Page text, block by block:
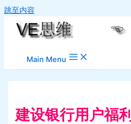
跳至内容
Main Menu
建设银行用户福